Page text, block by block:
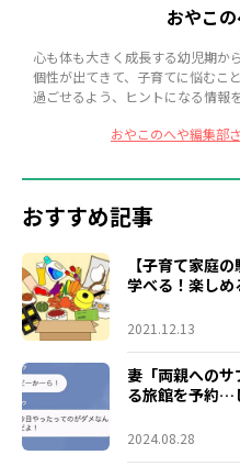
おやこ
心も体も大きく成長する幼児期か
個性が出てきて、子育てに悩むこ
過ごせるよう、ヒントになる情報
おやこのへや編集部
おすすめ記事
【子育て家庭
学べる！楽し
2021.12.13
妻「両親への
る旅館を予約…
2024.08.28